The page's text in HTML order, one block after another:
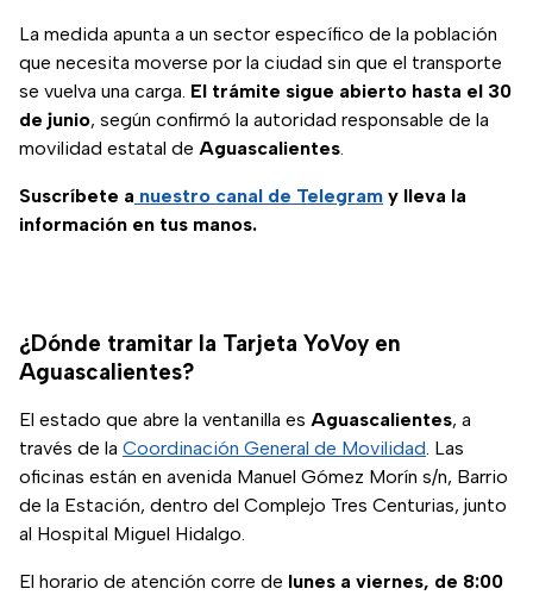
La medida apunta a un sector específico de la población
que necesita moverse por la ciudad sin que el transporte
se vuelva una carga. El trámite sigue abierto hasta el 30
de junio, según confirmó la autoridad responsable de la
movilidad estatal de Aguascalientes.
Suscríbete a nuestro canal de Telegram y lleva la
información en tus manos.
¿Dónde tramitar la Tarjeta YoVoy en
Aguascalientes?
El estado que abre la ventanilla es Aguascalientes, a
través de la Coordinación General de Movilidad. Las
oficinas están en avenida Manuel Gómez Morín s/n, Barrio
de la Estación, dentro del Complejo Tres Centurias, junto
al Hospital Miguel Hidalgo.
El horario de atención corre de lunes a viernes, de 8:00